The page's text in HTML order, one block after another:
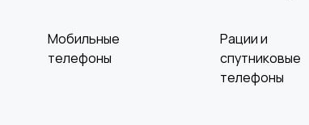
Мобильные
телефоны
Рации и
спутниковые
телефоны